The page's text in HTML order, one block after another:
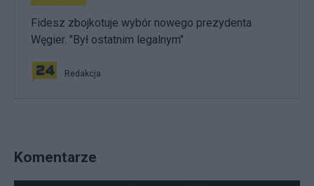
Fidesz zbojkotuje wybór nowego prezydenta
Węgier. "Był ostatnim legalnym"
Redakcja
Komentarze